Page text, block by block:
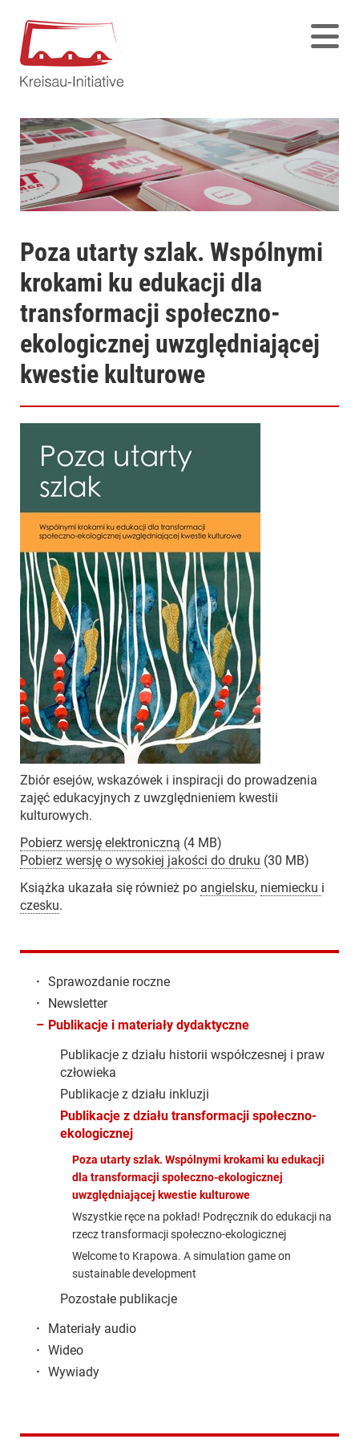
Poza utarty szlak. Wspólnymi
krokami ku edukacji dla
transformacji społeczno-
ekologicznej uwzględniającej
kwestie kulturowe
Zbiór esejów, wskazówek i inspiracji do prowadzenia
zajęć edukacyjnych z uwzględnieniem kwestii
kulturowych.
Pobierz wersję elektroniczną (4 MB)
Pobierz wersję o wysokiej jakości do druku (30 MB)
Książka ukazała się również po angielsku, niemiecku i
czesku.
· Sprawozdanie roczne
·
Newsletter
– Publikacje i materiały dydaktyczne
Publikacje z działu historii współczesnej i praw
człowieka
Publikacje z działu inkluzji
Publikacje z działu transformacji społeczno-
ekologicznej
Poza utarty szlak. Wspólnymi krokami ku edukacji
dla transformacji społeczno-ekologicznej
uwzględniającej kwestie kulturowe
Wszystkie ręce na pokład! Podręcznik do edukacji na
rzecz transformacji społeczno-ekologicznej
Welcome to Krapowa. A simulation game on
sustainable development
Pozostałe publikacje
·
Materiały audio
· Wideo
· Wywiady